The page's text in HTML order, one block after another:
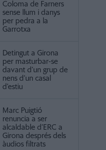
Coloma de Farners
sense llum i danys
per pedra a la
Garrotxa
Detingut a Girona
per masturbar-se
davant d’un grup de
nens d’un casal
d’estiu
Marc Puigtió
renuncia a ser
alcaldable d’ERC a
Girona després dels
àudios filtrats